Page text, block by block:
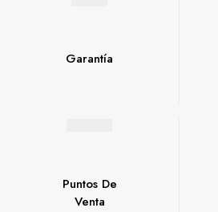
Puntos De
Venta
Garantía